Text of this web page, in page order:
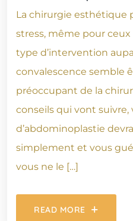
La chirurgie esthétique
stress, même pour
type d’intervention
convalescence semble
préoccupant de la
conseils qui vont
d’abdominoplastie
simplement et vous
vous ne le […]
READ MORE